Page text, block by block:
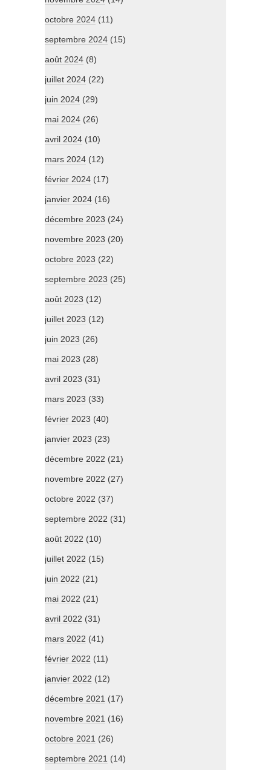
octobre 2024 (11)
septembre 2024 (15)
août 2024 (8)
juillet 2024 (22)
juin 2024 (29)
mai 2024 (26)
avril 2024 (10)
mars 2024 (12)
février 2024 (17)
janvier 2024 (16)
décembre 2023 (24)
novembre 2023 (20)
octobre 2023 (22)
septembre 2023 (25)
août 2023 (12)
juillet 2023 (12)
juin 2023 (26)
mai 2023 (28)
avril 2023 (31)
mars 2023 (33)
février 2023 (40)
janvier 2023 (23)
décembre 2022 (21)
novembre 2022 (27)
octobre 2022 (37)
septembre 2022 (31)
août 2022 (10)
juillet 2022 (15)
juin 2022 (21)
mai 2022 (21)
avril 2022 (31)
mars 2022 (41)
février 2022 (11)
janvier 2022 (12)
décembre 2021 (17)
novembre 2021 (16)
octobre 2021 (26)
septembre 2021 (14)